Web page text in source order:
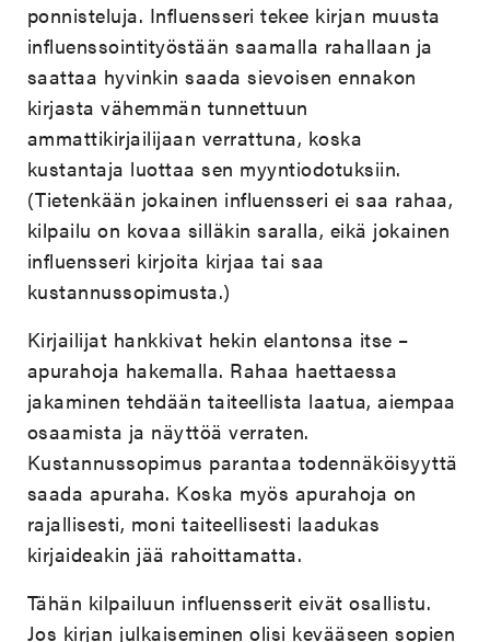
ponnisteluja. Influensseri tekee kirjan muusta
influenssointityöstään saamalla rahallaan ja
saattaa hyvinkin saada sievoisen ennakon
kirjasta vähemmän tunnettuun
ammattikirjailijaan verrattuna, koska
kustantaja luottaa sen myyntiodotuksiin.
(Tietenkään jokainen influensseri ei saa rahaa,
kilpailu on kovaa silläkin saralla, eikä jokainen
influensseri kirjoita kirjaa tai saa
kustannussopimusta.)
Kirjailijat hankkivat hekin elantonsa itse –
apurahoja hakemalla. Rahaa haettaessa
jakaminen tehdään taiteellista laatua, aiempaa
osaamista ja näyttöä verraten.
Kustannussopimus parantaa todennäköisyyttä
saada apuraha. Koska myös apurahoja on
rajallisesti, moni taiteellisesti laadukas
kirjaideakin jää rahoittamatta.
Tähän kilpailuun influensserit eivät osallistu.
Jos kirjan julkaiseminen olisi kevääseen sopien